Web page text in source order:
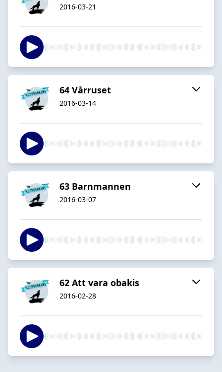
2016-03-21
64 Vårruset
2016-03-14
63 Barnmannen
2016-03-07
62 Att vara obakis
2016-02-28